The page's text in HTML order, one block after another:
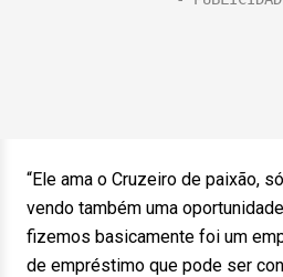
“Ele ama o Cruzeiro de paixão,
vendo também uma
fizemos basicamente foi um
de empréstimo que pode ser